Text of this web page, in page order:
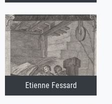
Etienne Fessard